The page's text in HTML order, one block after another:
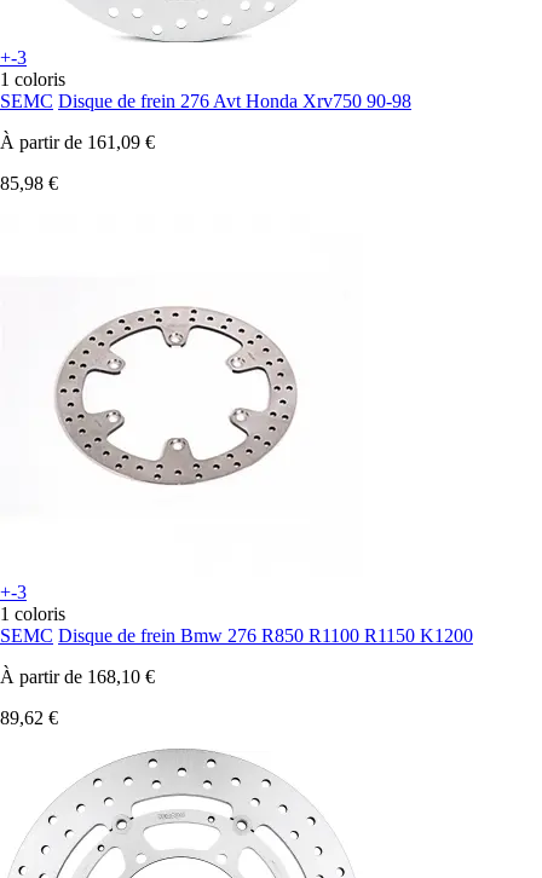
+-3
1 coloris
SEMC Disque de frein 276 Avt Honda Xrv750 90-98
À partir de 161,09 €
85,98 €
+-3
1 coloris
SEMC Disque de frein Bmw 276 R850 R1100 R1150 K1200
À partir de 168,10 €
89,62 €